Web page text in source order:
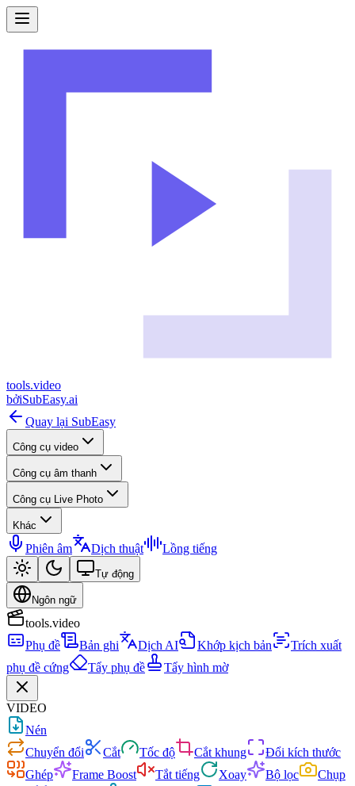
tools.video
bởiSubEasy.ai
Quay lại SubEasy
Công cụ video
Công cụ âm thanh
Công cụ Live Photo
Khác
Phiên âm Dịch thuật Lồng tiếng
Tự động
Ngôn ngữ
tools.video
Phụ đề
Bản ghi Dịch AI Khớp kịch bản
Trích xuất
phụ đề cứng
Tẩy phụ đề Tẩy hình mờ
VIDEO
Nén
Chuyển đổi
Cắt Tốc độ Cắt khung
Đổi kích thước
Ghép
Frame Boost Tắt tiếng Xoay Bộ lọc
Chụp